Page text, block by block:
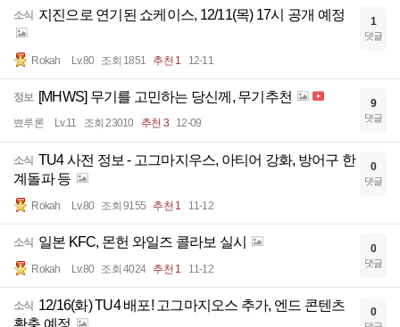
소식 지진으로 연기된 쇼케이스, 12/11(목) 17시 공개 예정
Rokah Lv.80 조회 1851 추천 1 12-11
1
댓글
정보 [MHWS] 무기를 고민하는 당신께, 무기추천
뾰루론 Lv.11 조회 23010 추천 3 12-09
9
댓글
소식 TU4 사전 정보 - 고그마지우스, 아티어 강화, 방어구 한
계돌파 등
Rokah Lv.80 조회 9155 추천 1 11-12
0
댓글
소식 일본 KFC, 몬헌 와일즈 콜라보 실시
Rokah Lv.80 조회 4024 추천 1 11-12
0
댓글
소식 12/16(화) TU4 배포! 고그마지오스 추가, 엔드 콘텐츠
확충 예정
0